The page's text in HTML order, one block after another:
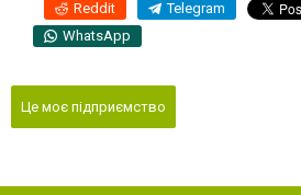
Reddit Telegram
WhatsApp
Це моє підприємство